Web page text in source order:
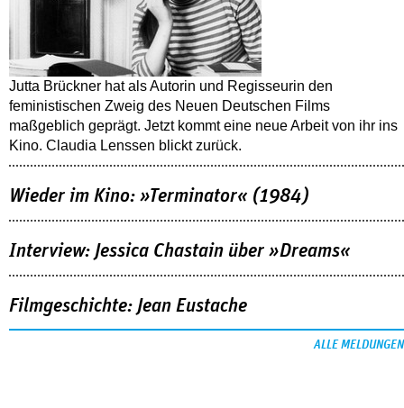
Jutta Brückner hat als Autorin und Regisseurin den
feministischen Zweig des Neuen Deutschen Films
maßgeblich geprägt. Jetzt kommt eine neue Arbeit von ihr ins
Kino. Claudia Lenssen blickt zurück.
Wieder im Kino: »Terminator« (1984)
Interview: Jessica Chastain über »Dreams«
Filmgeschichte: Jean Eustache
ALLE MELDUNGEN